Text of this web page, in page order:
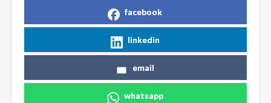
facebook
linkedin
email
whatsapp